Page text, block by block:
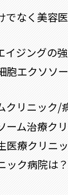
なく美容
ジングの強
エクソソ
クリニック/
ム治療ク
療クリニ
ック病院は？